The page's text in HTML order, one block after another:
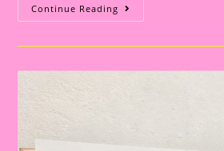
Continue Reading Celebrações
Encantadoras:
De
Ano
Para
Crianças
Educação